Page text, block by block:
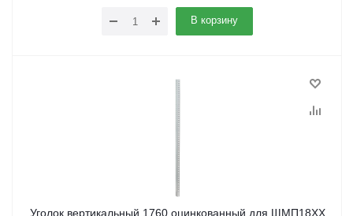
В корзину
Уголок вертикальный 1760 оцинкованный для ЩМП18ХХ